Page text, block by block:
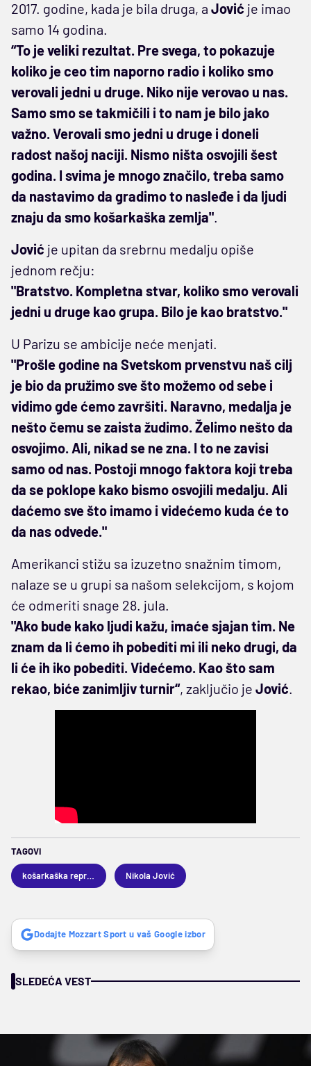
2017. godine, kada je bila druga, a Jović je imao
samo 14 godina.
“To je veliki rezultat. Pre svega, to pokazuje
koliko je ceo tim naporno radio i koliko smo
verovali jedni u druge. Niko nije verovao u nas.
Samo smo se takmičili i to nam je bilo jako
važno. Verovali smo jedni u druge i doneli
radost našoj naciji. Nismo ništa osvojili šest
godina. I svima je mnogo značilo, treba samo
da nastavimo da gradimo to nasleđe i da ljudi
znaju da smo košarkaška zemlja"
Jović je upitan da srebrnu medalju opiše
jednom rečju:
"Bratstvo. Kompletna stvar, koliko smo verovali
jedni u druge kao grupa. Bilo je kao bratstvo."
U Parizu se ambicije neće menjati.
"Prošle godine na Svetskom prvenstvu naš cilj
je bio da pružimo sve što možemo od sebe i
vidimo gde ćemo završiti. Naravno, medalja je
nešto čemu se zaista žudimo. Želimo nešto da
osvojimo. Ali, nikad se ne zna. I to ne zavisi
samo od nas. Postoji mnogo faktora koji treba
da se poklope kako bismo osvojili medalju. Ali
daćemo sve što imamo i videćemo kuda će to
da nas odvede."
Amerikanci stižu sa izuzetno snažnim timom,
nalaze se u grupi sa našom selekcijom, s kojom
će odmeriti snage 28. jula.
"Ako bude kako ljudi kažu, imaće sjajan tim. Ne
znam da li ćemo ih pobediti mi ili neko drugi, da
li će ih iko pobediti. Videćemo. Kao što sam
rekao, biće zanimljiv turnir“, zaključio je Jović
TAGOVI
Nikola Jović
Dodajte Mozzart Sport u vaš Google izbor
SLEDEĆA VEST